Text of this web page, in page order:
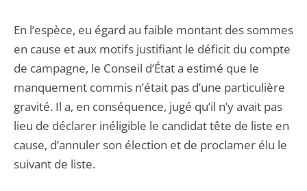
En l’espèce, eu égard au faible montant des sommes
en cause et aux motifs justifiant le déficit du compte
de campagne, le Conseil d’État a estimé que le
manquement commis n’était pas d’une particulière
gravité. Il a, en conséquence, jugé qu’il n’y avait pas
lieu de déclarer inéligible le candidat tête de liste en
cause, d’annuler son élection et de proclamer élu le
suivant de liste.